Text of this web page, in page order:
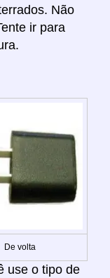
Não
ir para
De volta
use o tipo de